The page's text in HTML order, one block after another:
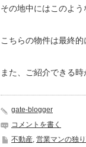
その地中にはこのよう
こちらの物件は最終
また、ご紹介できる
gate-blogger
コメントを書く
不動産, 営業マンの独